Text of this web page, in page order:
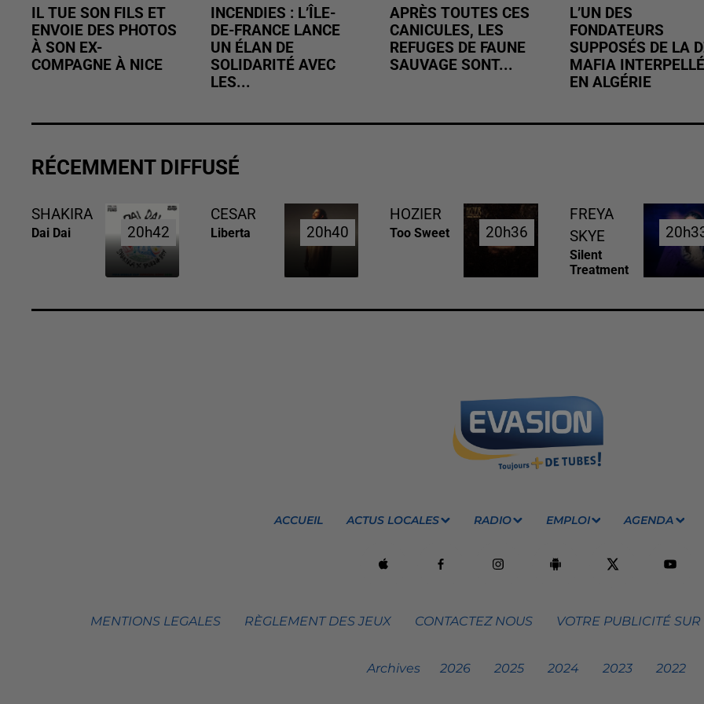
IL TUE SON FILS ET
ENVOIE DES PHOTOS
À SON EX-
COMPAGNE À NICE
INCENDIES : L’ÎLE-
DE-FRANCE LANCE
UN ÉLAN DE
SOLIDARITÉ AVEC
LES...
APRÈS TOUTES CES
CANICULES, LES
REFUGES DE FAUNE
SAUVAGE SONT...
L’UN DES
FONDATEURS
SUPPOSÉS DE LA
MAFIA INTERPELLÉ
EN ALGÉRIE
RÉCEMMENT DIFFUSÉ
SHAKIRA
Dai Dai 20h42
20h42
CESAR
Liberta 20h40
20h40
HOZIER
Too Sweet 20h36
20h36
FREYA
SKYE
Silent
Treatment
ACCUEIL ACTUS LOCALES RADIO EMPLOI AGENDA
MENTIONS LEGALES RÈGLEMENT DES JEUX CONTACTEZ NOUS VOTRE PUBLICITÉ
Archives 2026 2025 2024 2023 2022